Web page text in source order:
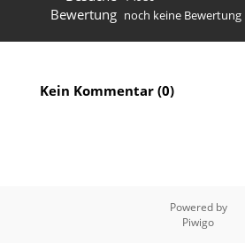
Bewertung noch keine Bewertung
Kein Kommentar (0)
Powered by
Piwigo